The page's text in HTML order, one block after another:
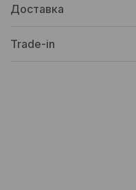
Доставка
Trade-in